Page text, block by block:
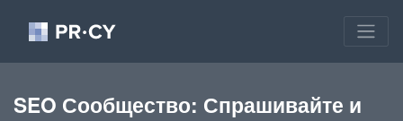
SEO Сообщество: Спрашивайте и